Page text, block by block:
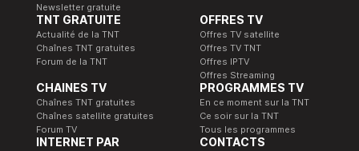
Newsletter gratuite
TNT GRATUITE
Actualité de la TNT
Chaînes TNT gratuites
Forum de la TNT
OFFRES TV
Offres TV satellite
Offres TV TNT
Offres IPTV
Offres Streaming
CHAINES TV
Chaînes TNT gratuites
Chaînes satellite gratuites
Forum TV
PROGRAMMES TV
En ce moment sur la TNT
Ce soir sur la TNT
Tous les programmes
INTERNET PAR
CONTACTS